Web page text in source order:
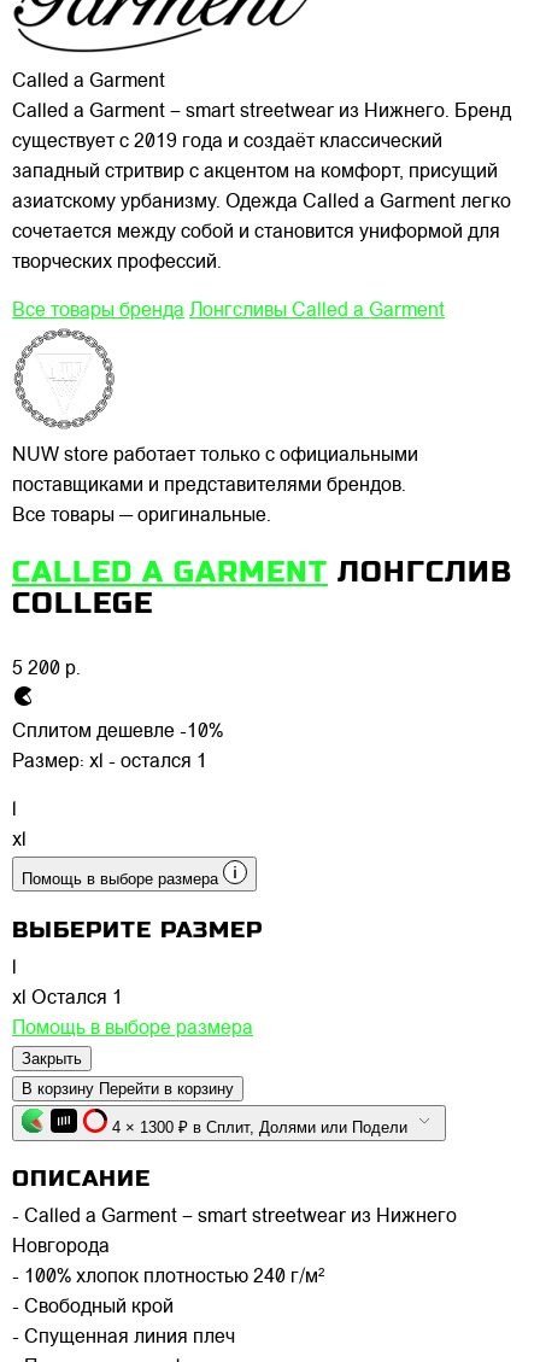
Called a Garment
Called a Garment – smart streetwear из Нижнего. Бренд
существует с 2019 года и создаёт классический
западный стритвир с акцентом на комфорт, присущий
азиатскому урбанизму. Одежда Called a Garment легко
сочетается между собой и становится униформой для
творческих профессий.
Все товары бренда Лонгсливы Called a Garment
NUW store работает только с официальными
поставщиками и представителями брендов.
Все товары — оригинальные.
CALLED A GARMENT ЛОНГСЛИВ
COLLEGE
5 200 р.
Сплитом дешевле -10%
Размер: xl - остался 1
l
xl
Помощь в выборе размера
ВЫБЕРИТЕ РАЗМЕР
xl Остался 1
Помощь в выборе размера
Закрыть
В корзину Перейти в корзину
4 × 1300 ₽ в Сплит, Долями или Подели
ОПИСАНИЕ
- Called a Garment – smart streetwear из Нижнего
Новгорода
- 100% хлопок плотностью 240 г/м²
- Свободный крой
- Спущенная линия плеч